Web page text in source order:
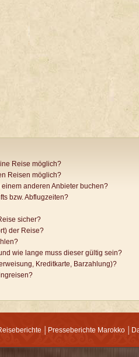
Reise möglich?
Reisen möglich?
anderen Anbieter buchen?
bzw. Abflugzeiten?
sicher?
der Reise?
wie lange muss dieser gültig sein?
Kreditkarte, Barzahlung)?
Presseberichte Marokko